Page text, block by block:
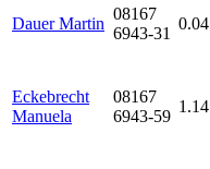
Dauer Martin
08167
6943-31
0.04
Eckebrecht
Manuela
08167
6943-59
1.14